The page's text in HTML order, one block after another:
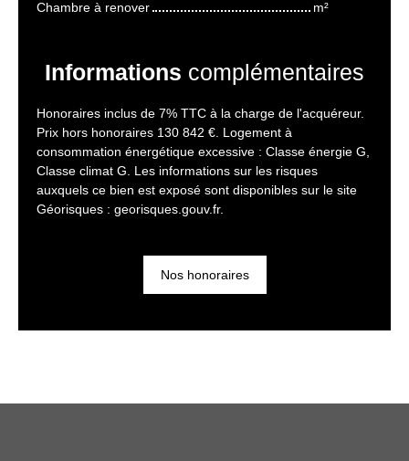
Chambre à renover m²
Informations complémentaires
Honoraires inclus de 7% TTC à la charge de l'acquéreur.
Prix hors honoraires 130 842 €. Logement à
consommation énergétique excessive : Classe énergie G,
Classe climat G. Les informations sur les risques
auxquels ce bien est exposé sont disponibles sur le site
Géorisques : georisques.gouv.fr.
Nos honoraires